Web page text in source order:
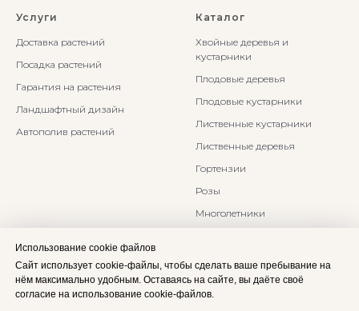
Услуги
Доставка растений
Посадка растений
Гарантия на растения
Ландшафтный дизайн
Автополив растений
Каталог
Хвойные деревья и
кустарники
Плодовые деревья
Плодовые кустарники
Лиственные кустарники
Лиственные деревья
Гортензии
Розы
Многолетники
Использование cookie файлов
Сайт использует cookie-файлы, чтобы сделать ваше пребывание на
нём максимально удобным. Оставаясь на сайте, вы даёте своё
согласие на использование cookie-файлов.